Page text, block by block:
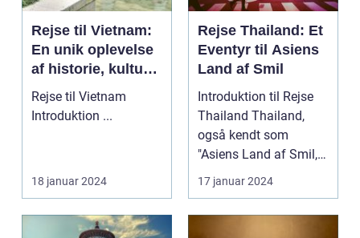
Rejse til Vietnam:
En unik oplevelse
af historie, kultur
og naturskønhed
Rejse til Vietnam
Introduktion ...
18 januar 2024
Rejse Thailand: Et
Eventyr til Asiens
Land af Smil
Introduktion til Rejse
Thailand Thailand,
også kendt som
"Asiens Land af Smil,"
er en destination m...
17 januar 2024